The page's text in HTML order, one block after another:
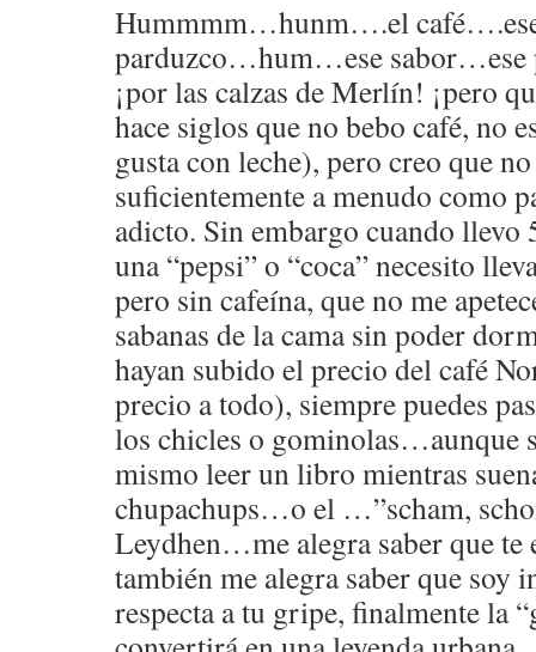
Hummmm…hunm….el
parduzco…hum…ese
¡por las calzas de Merlín! ¡pero
hace siglos que no bebo café, no
gusta con leche), pero creo que
suficientemente a menudo como
adicto. Sin embargo cuando llevo
una “pepsi” o “coca” necesito
pero sin cafeína, que no me
sabanas de la cama sin poder
hayan subido el precio del café
precio a todo), siempre puedes
los chicles o gominolas…aunque
mismo leer un libro mientras
chupachups…o el …”scham,
Leydhen…me alegra saber que te
también me alegra saber que soy
respecta a tu gripe, finalmente la